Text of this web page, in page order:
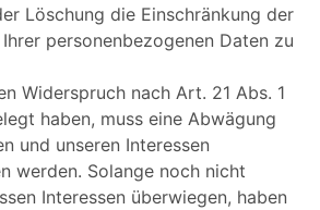
Löschung die Einschränkung der
personenbezogenen Daten zu
Widerspruch nach Art. 21 Abs. 1
haben, muss eine Abwägung
und unseren Interessen
werden. Solange noch nicht
Interessen überwiegen, haben